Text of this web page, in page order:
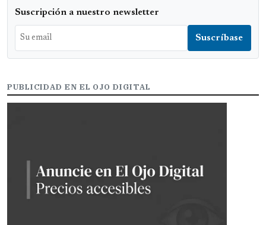
Suscripción a nuestro newsletter
PUBLICIDAD EN EL OJO DIGITAL